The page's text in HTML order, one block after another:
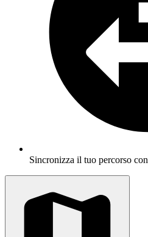
Sincronizza il tuo percorso con